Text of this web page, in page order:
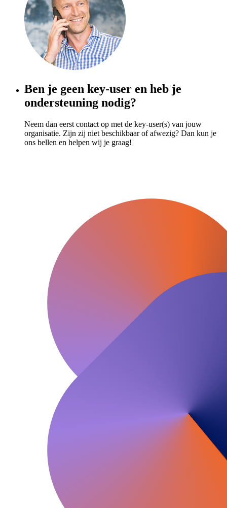
Ben je geen key-user en heb je
ondersteuning nodig?
Neem dan eerst contact op met de key-user(s) van jouw
organisatie. Zijn zij niet beschikbaar of afwezig? Dan kun je
ons bellen en helpen wij je graag!